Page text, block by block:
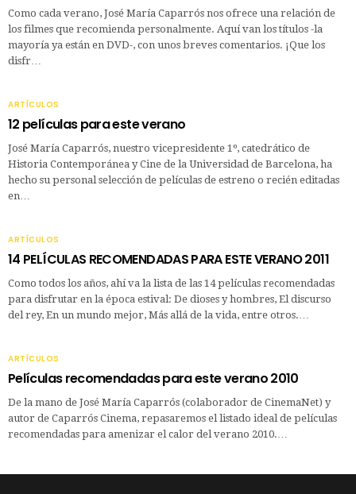
Como cada verano, José María Caparrós nos ofrece una relación de
los filmes que recomienda personalmente. Aquí van los títulos -la
mayoría ya están en DVD-, con unos breves comentarios. ¡Que los
disfr…
ARTÍCULOS
12 películas para este verano
José María Caparrós, nuestro vicepresidente 1º, catedrático de
Historia Contemporánea y Cine de la Universidad de Barcelona, ha
hecho su personal selección de películas de estreno o recién editadas
en…
ARTÍCULOS
14 PELÍCULAS RECOMENDADAS PARA ESTE VERANO 2011
Como todos los años, ahí va la lista de las 14 películas recomendadas
para disfrutar en la época estival: De dioses y hombres, El discurso
del rey, En un mundo mejor, Más allá de la vida, entre otros.…
ARTÍCULOS
Películas recomendadas para este verano 2010
De la mano de José María Caparrós (colaborador de CinemaNet) y
autor de Caparrós Cinema, repasaremos el listado ideal de películas
recomendadas para amenizar el calor del verano 2010.…